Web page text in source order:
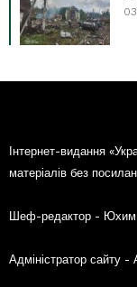
Інтернет-видання
матеріалів без
Шеф-редактор -
Адміністратор сайту -